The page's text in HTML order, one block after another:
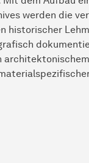
werden die
historischer